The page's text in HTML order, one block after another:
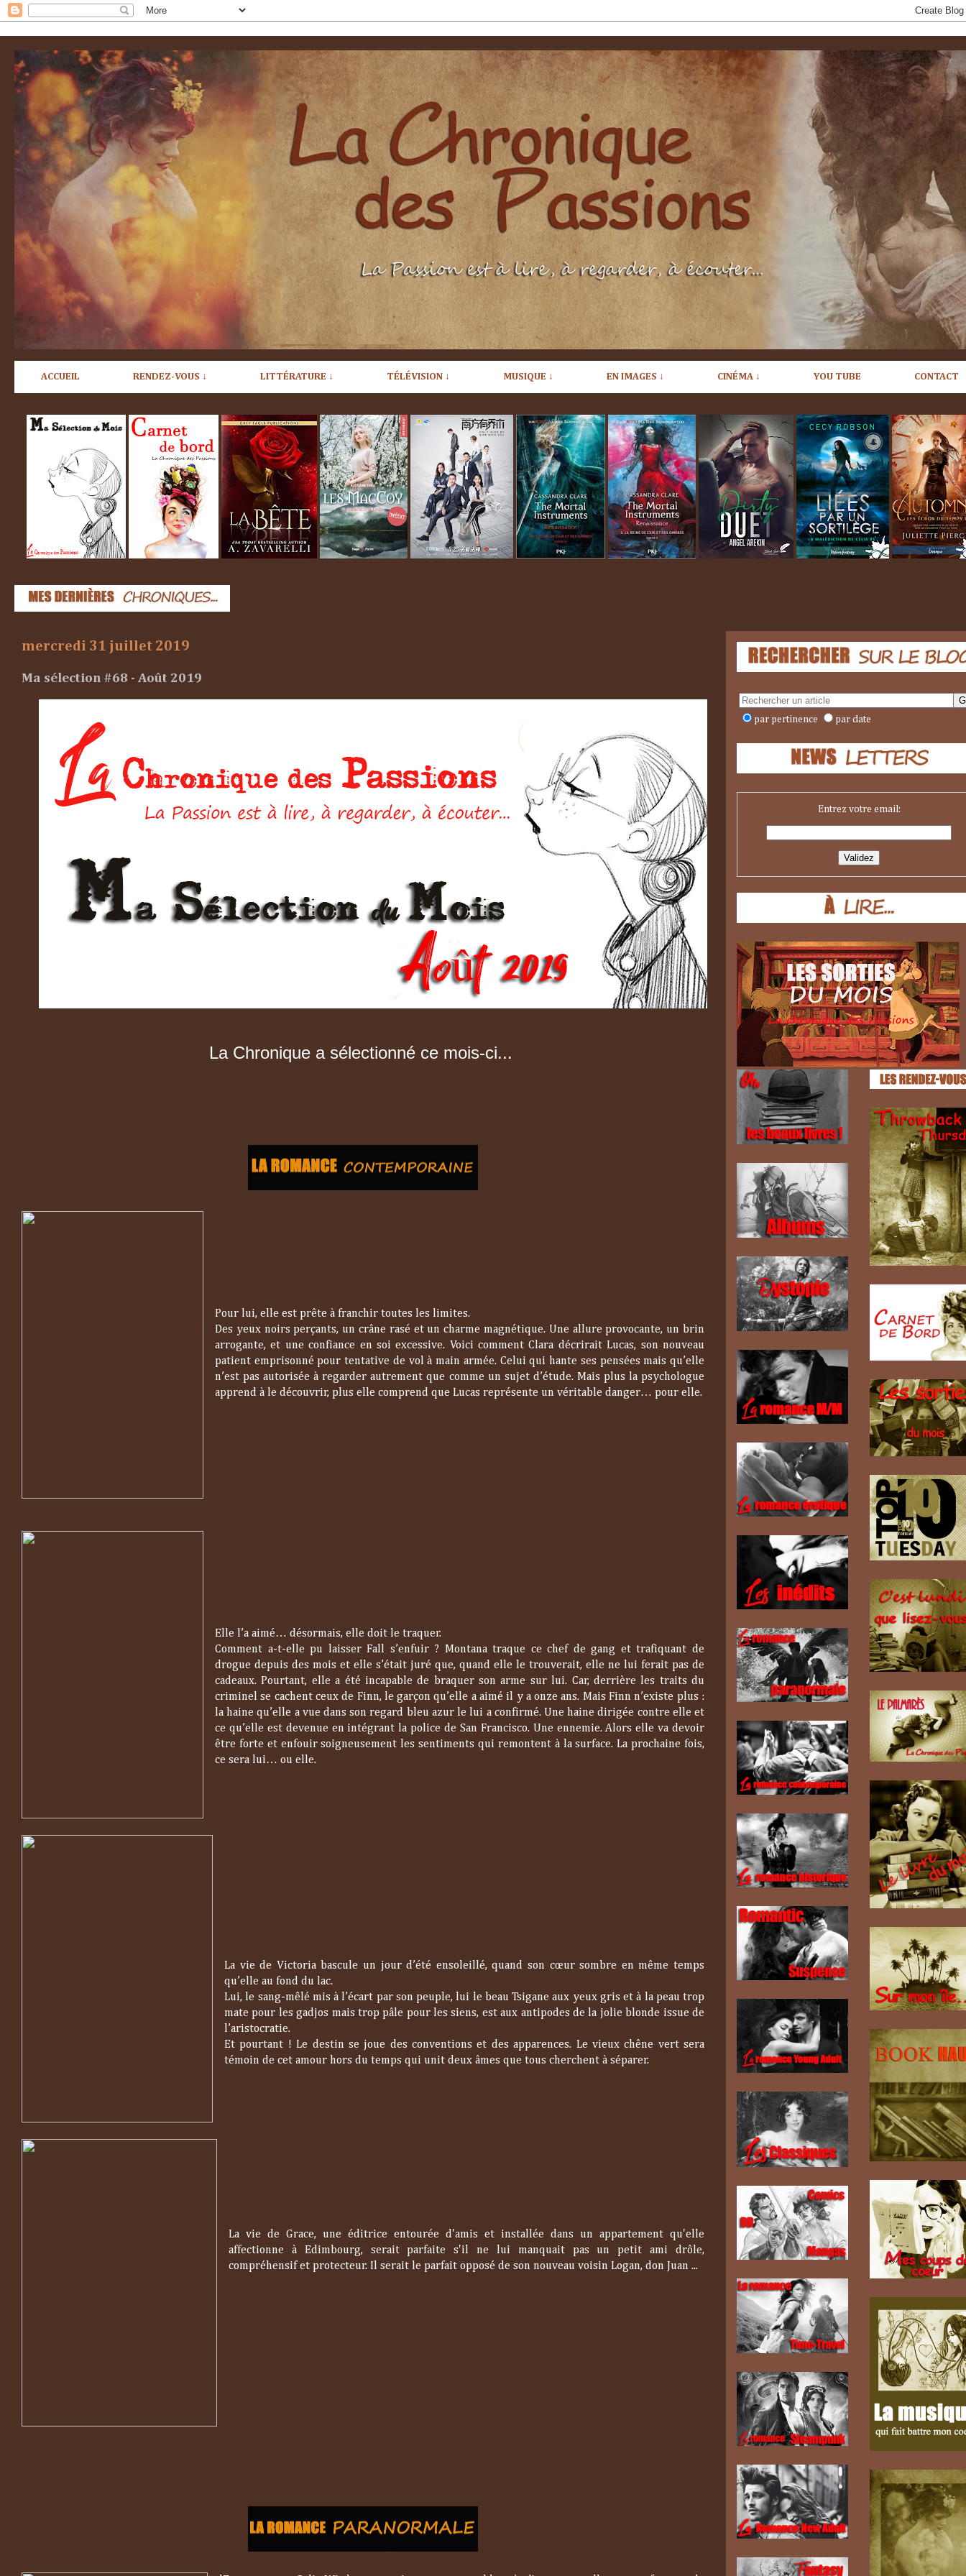
ACCUEIL RENDEZ-VOUS ↓ LITTÉRATURE ↓ TÉLÉVISION ↓ MUSIQUE ↓ EN IMAGES ↓ CINÉMA ↓ YOU TUBE CONTACT
mercredi 31 juillet 2019
Ma sélection #68 - Août 2019
La Chronique a sélectionné ce mois-ci...
Pour lui, elle est prête à franchir toutes les limites.
Des yeux noirs perçants, un crâne rasé et un charme magnétique. Une allure provocante, un brin
arrogante, et une confiance en soi excessive. Voici comment Clara décrirait Lucas, son nouveau
patient emprisonné pour tentative de vol à main armée. Celui qui hante ses pensées mais qu’elle
n’est pas autorisée à regarder autrement que comme un sujet d’étude. Mais plus la psychologue
apprend à le découvrir, plus elle comprend que Lucas représente un véritable danger… pour elle.
Elle l’a aimé… désormais, elle doit le traquer.
Comment a-t-elle pu laisser Fall s’enfuir ? Montana traque ce chef de gang et trafiquant de
drogue depuis des mois et elle s’était juré que, quand elle le trouverait, elle ne lui ferait pas de
cadeaux. Pourtant, elle a été incapable de braquer son arme sur lui. Car, derrière les traits du
criminel se cachent ceux de Finn, le garçon qu’elle a aimé il y a onze ans. Mais Finn n’existe plus :
la haine qu’elle a vue dans son regard bleu azur le lui a confirmé. Une haine dirigée contre elle et
ce qu’elle est devenue en intégrant la police de San Francisco. Une ennemie. Alors elle va devoir
être forte et enfouir soigneusement les sentiments qui remontent à la surface. La prochaine fois,
ce sera lui… ou elle.
La vie de Victoria bascule un jour d’été ensoleillé, quand son cœur sombre en même temps
qu’elle au fond du lac.
Lui, le sang-mêlé mis à l’écart par son peuple, lui le beau Tsigane aux yeux gris et à la peau trop
mate pour les gadjos mais trop pâle pour les siens, est aux antipodes de la jolie blonde issue de
l’aristocratie.
Et pourtant ! Le destin se joue des conventions et des apparences. Le vieux chêne vert sera
témoin de cet amour hors du temps qui unit deux âmes que tous cherchent à séparer.
La vie de Grace, une éditrice entourée d'amis et installée dans un appartement qu'elle
affectionne à Edimbourg, serait parfaite s'il ne lui manquait pas un petit ami drôle,
compréhensif et protecteur. Il serait le parfait opposé de son nouveau voisin Logan, don Juan ...
par pertinence par date
Entrez votre email: